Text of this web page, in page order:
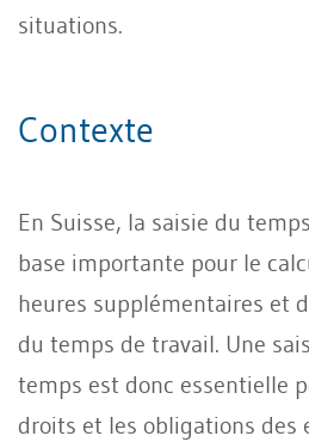
situations.
Contexte
En Suisse, la saisie du
base importante pour le
heures supplémentaires et
du temps de travail. Une
temps est donc essentielle
droits et les obligations des